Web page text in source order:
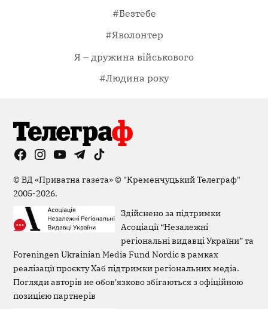
#Безтебе
#Яволонтер
Я – дружина військового
#Людина року
FacebookInstagram
YouTubeTelegramTikTok
©ВД «Приватна газета»© "Кременчуцький Телеграф"
2005-2026.
Здійснено за підтримки
Асоціації “Незалежні
регіональні видавці України” та
Foreningen Ukrainian Media Fund Nordic в рамках
реалізації проєкту Хаб підтримки регіональних медіа.
Погляди авторів не обов'язково збігаються з офіційною
позицією партнерів